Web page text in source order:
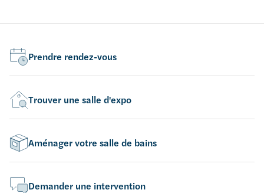
Solid Filler et Solid Connect
Prendre rendez-vous
Trouver une salle d'expo
Aménager votre salle de bains
Demander une intervention